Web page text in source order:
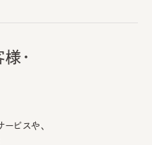
・
ビスや、